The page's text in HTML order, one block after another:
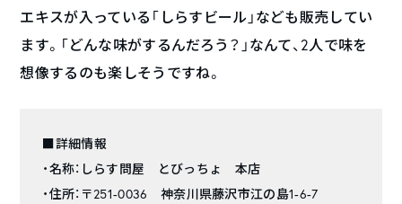
エキスが入っている「しらすビール」なども販売してい
ます。「どんな味がするんだろう？」なんて、2人で味を
想像するのも楽しそうですね。
■詳細情報
・名称：しらす問屋 とびっちょ 本店
・住所：〒251-0036 神奈川県藤沢市江の島1-6-7